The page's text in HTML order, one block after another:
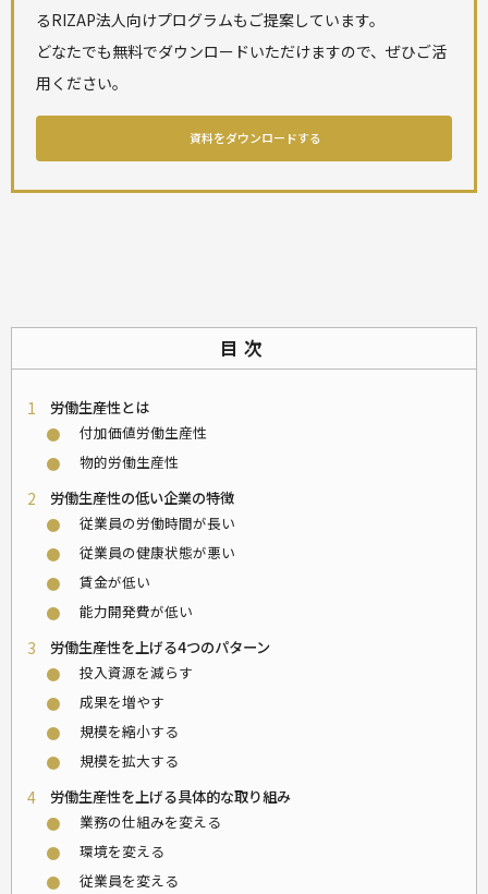
るRIZAP法人向けプログラムもご提案しています。
どなたでも無料でダウンロードいただけますので、ぜひご活
用ください。
資料をダウンロードする
目次
1 労働生産性とは
⚫ 付加価値労働生産性
⚫ 物的労働生産性
2 労働生産性の低い企業の特徴
⚫ 従業員の労働時間が長い
⚫ 従業員の健康状態が悪い
⚫ 賃金が低い
⚫ 能力開発費が低い
3 労働生産性を上げる4つのパターン
⚫ 投入資源を減らす
⚫ 成果を増やす
⚫ 規模を縮小する
⚫ 規模を拡大する
4 労働生産性を上げる具体的な取り組み
⚫ 業務の仕組みを変える
⚫ 環境を変える
⚫ 従業員を変える